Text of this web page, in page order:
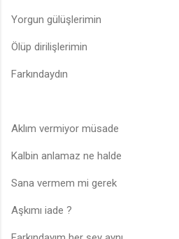
Yorgun gülüşlerimin
Ölüp dirilişlerimin
Farkındaydın
Aklım vermiyor müsade
Kalbin anlamaz ne halde
Sana vermem mi gerek
Aşkımı iade ?